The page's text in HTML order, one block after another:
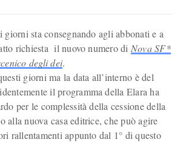
sta consegnando agli abbonati e a
richiesta il nuovo numero di Nova SF*
degli dei.
giorni ma la data all’interno è del
il programma della Elara ha
per le complessità della cessione della
alla nuova casa editrice, che può agire
rallentamenti appunto dal 1° di questo